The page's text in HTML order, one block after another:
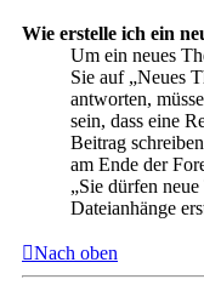
Wie erstelle ich ein
Um ein neues
Sie auf „Neues
antworten,
sein, dass eine
Beitrag
am Ende der
„Sie dürfen
Dateianhänge
Nach oben